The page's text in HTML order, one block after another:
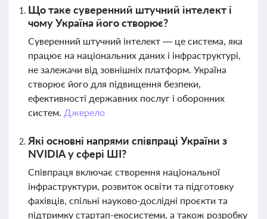
Що таке суверенний штучний інтелект і
чому Україна його створює?
Суверенний штучний інтелект — це система, яка
працює на національних даних і інфраструктурі,
не залежачи від зовнішніх платформ. Україна
створює його для підвищення безпеки,
ефективності державних послуг і оборонних
систем. Джерело
Які основні напрями співпраці України з
NVIDIA у сфері ШІ?
Співпраця включає створення національної
інфраструктури, розвиток освіти та підготовку
фахівців, спільні науково-дослідні проєкти та
підтримку стартап-екосистеми, а також розробку